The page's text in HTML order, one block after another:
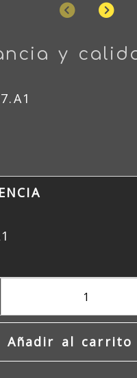
Anterior
y
Añadir al carrito